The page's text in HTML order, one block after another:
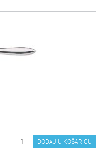
DODAJ U KOŠARICU